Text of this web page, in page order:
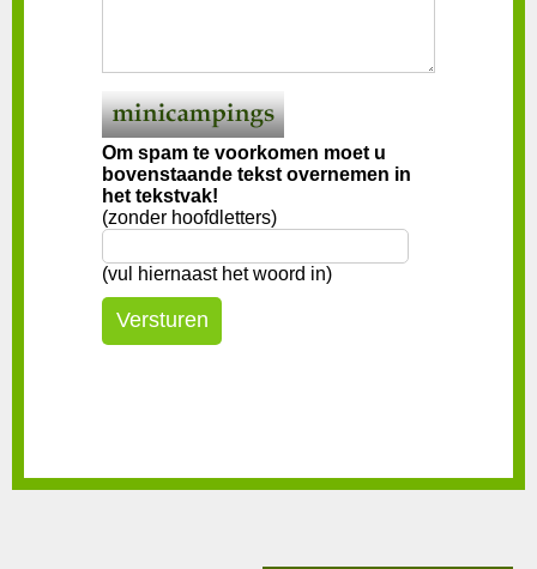
Om spam te voorkomen moet u
bovenstaande tekst overnemen in
het tekstvak!
(zonder hoofdletters)
(vul hiernaast het woord in)